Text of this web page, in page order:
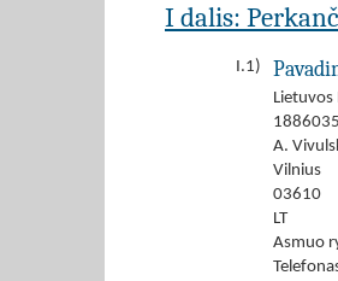
I dalis:
I.1)
Lietuvos
A.
Vilnius
03610
LT
Asmuo